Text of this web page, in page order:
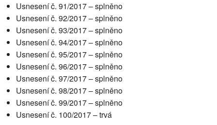
Usnesení č. 91/2017 – splněno
Usnesení č. 92/2017 – splněno
Usnesení č. 93/2017 – splněno
Usnesení č. 94/2017 – splněno
Usnesení č. 95/2017 – splněno
Usnesení č. 96/2017 – splněno
Usnesení č. 97/2017 – splněno
Usnesení č. 98/2017 – splněno
Usnesení č. 99/2017 – splněno
Usnesení č. 100/2017 – trvá